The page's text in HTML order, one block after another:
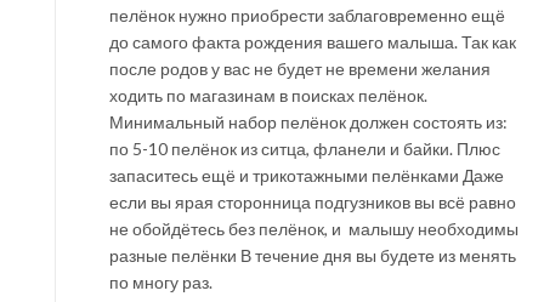
пелёнок нужно приобрести заблаговременно ещё
до самого факта рождения вашего малыша. Так как
после родов у вас не будет не времени желания
ходить по магазинам в поисках пелёнок.
Минимальный набор пелёнок должен состоять из:
по 5-10 пелёнок из ситца, фланели и байки. Плюс
запаситесь ещё и трикотажными пелёнками Даже
если вы ярая сторонница подгузников вы всё равно
не обойдётесь без пелёнок, и малышу необходимы
разные пелёнки В течение дня вы будете из менять
по многу раз.